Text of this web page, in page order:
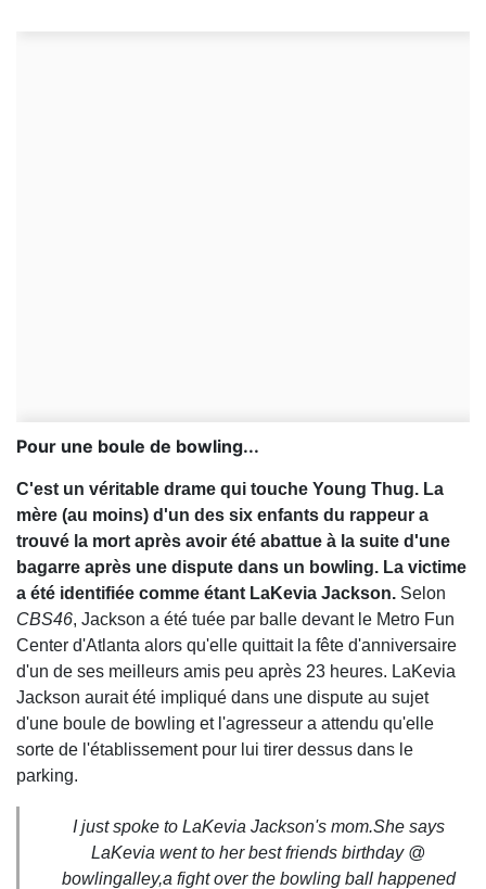
Pour une boule de bowling...
C'est un véritable drame qui touche Young Thug. La
mère (au moins) d'un des six enfants du rappeur a
trouvé la mort après avoir été abattue à la suite d'une
bagarre après une dispute dans un bowling. La victime
a été identifiée comme étant LaKevia Jackson. Selon
CBS46, Jackson a été tuée par balle devant le Metro Fun
Center d'Atlanta alors qu'elle quittait la fête d'anniversaire
d'un de ses meilleurs amis peu après 23 heures. LaKevia
Jackson aurait été impliqué dans une dispute au sujet
d'une boule de bowling et l'agresseur a attendu qu'elle
sorte de l'établissement pour lui tirer dessus dans le
parking.
I just spoke to LaKevia Jackson's mom.She says
LaKevia went to her best friends birthday @
bowlingalley,a fight over the bowling ball happened